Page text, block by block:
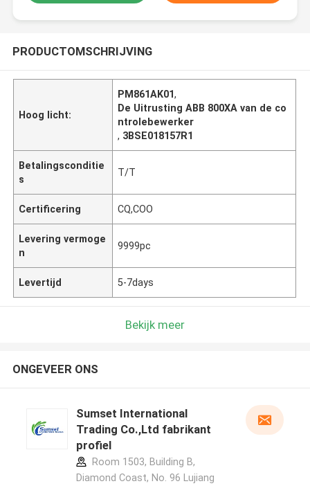
PRODUCTOMSCHRIJVING
Hoog licht:
PM861AK01,
De Uitrusting ABB 800XA van de co
ntrolebewerker
, 3BSE018157R1
Betalingsconditie
s
T/T
Certificering CQ,COO
Levering vermoge
n
9999pc
Levertijd 5-7days
Bekijk meer
ONGEVEER ONS
Sumset International
Trading Co.,Ltd fabrikant
profiel
Room 1503, Building B,
Diamond Coast, No. 96 Lujiang